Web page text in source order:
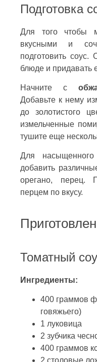
Подготовка
Для того чтобы
вкусными и
подготовить соус.
блюде и придавать
Начните с
Добавьте к нему
до золотистого
измельченные
тушите еще
Для
добавить
орегано, перец.
перцем по вкусу.
Томатный
Ингредиенты:
400 граммов
говяжьего)
1 луковица
2 зубчика
400 граммов
2 столовые